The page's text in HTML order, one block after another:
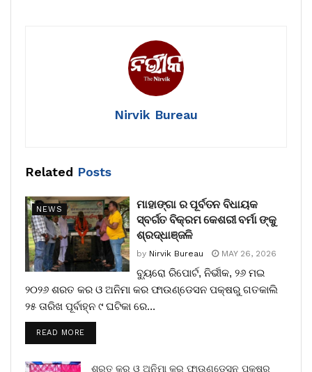
Nirvik Bureau
Related Posts
NEWS
ମାହାଙ୍ଗା ର ପୂର୍ବତନ ବିଧାୟକ
ସ୍ବର୍ଗତ ବିକ୍ରମ କେଶରୀ ବର୍ମା ଙ୍କୁ
ଶ୍ରଦ୍ଧାଞ୍ଜଳି
by Nirvik Bureau MAY 26, 2026
ବ୍ୟୁରୋ ରିପୋର୍ଟ, ନିର୍ଭୀକ, ୨୬ ମଇ
୨୦୨୬ ଶରତ କର ଓ ଅନିମା କର ଫାଉଣ୍ଡେସନ ପକ୍ଷରୁ ଗତକାଲି
୨୫ ତାରିଖ ପୂର୍ବାହ୍ନ ୯ ଘଟିକା ରେ...
READ MORE
ଶରତ କର ଓ ଅନିମା କର ଫାଉଣ୍ଡେସନ ପକ୍ଷରୁ